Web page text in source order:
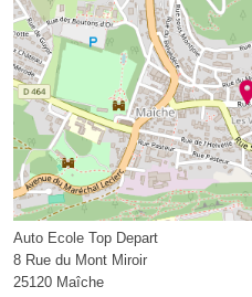
Auto Ecole Top Depart
8 Rue du Mont Miroir
25120 Maîche